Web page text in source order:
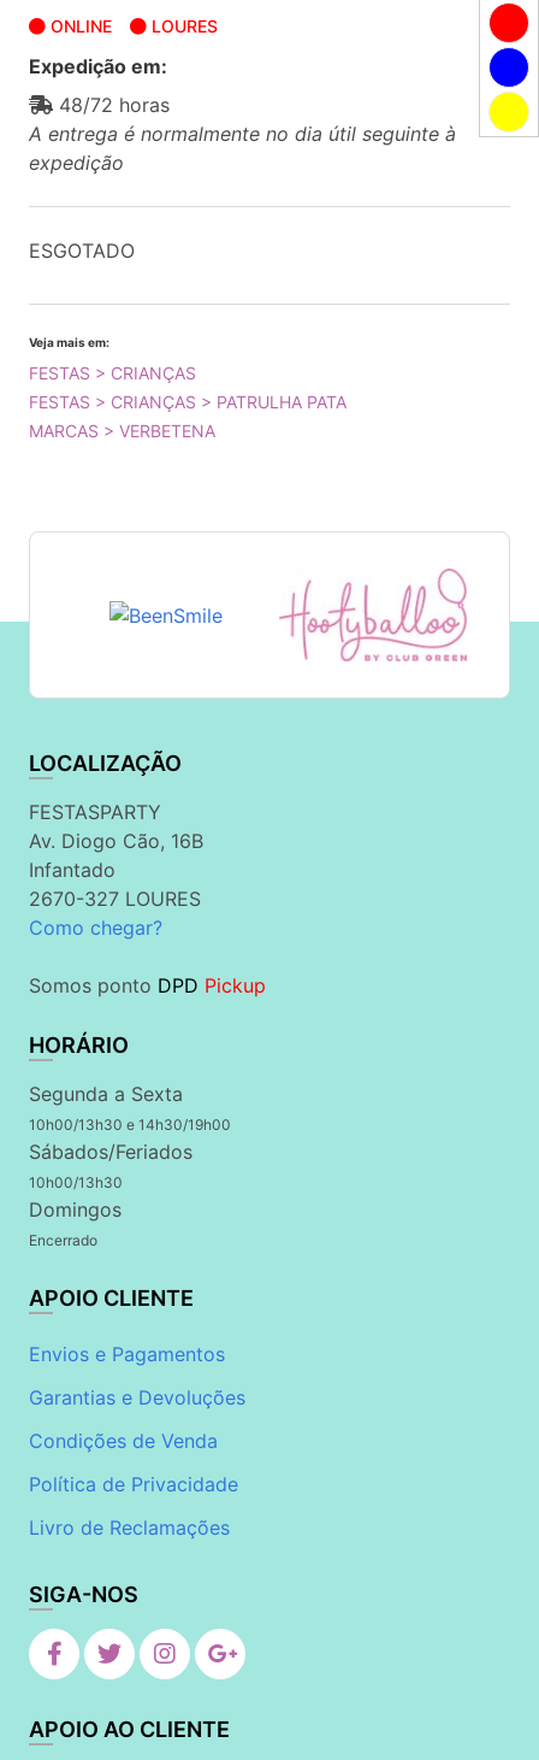
ONLINE LOURES
Expedição em:
48/72 horas
A entrega é normalmente no dia útil seguinte à
expedição
ESGOTADO
Veja mais em:
FESTAS > CRIANÇAS
FESTAS > CRIANÇAS > PATRULHA PATA
MARCAS > VERBETENA
LOCALIZAÇÃO
FESTASPARTY
Av. Diogo Cão, 16B
Infantado
2670-327 LOURES
Como chegar?
Somos ponto DPD Pickup
HORÁRIO
Segunda a Sexta
10h00/13h30 e 14h30/19h00
Sábados/Feriados
10h00/13h30
Domingos
Encerrado
APOIO CLIENTE
Envios e Pagamentos
Garantias e Devoluções
Condições de Venda
Política de Privacidade
Livro de Reclamações
SIGA-NOS
APOIO AO CLIENTE